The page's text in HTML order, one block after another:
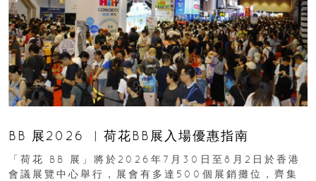
BB 展2026 ︳荷花BB展入場優惠指南
「荷花 BB 展」將於2026年7月30日至8月2日於香港
會議展覽中心舉行，展會有多達500個展銷攤位，齊集